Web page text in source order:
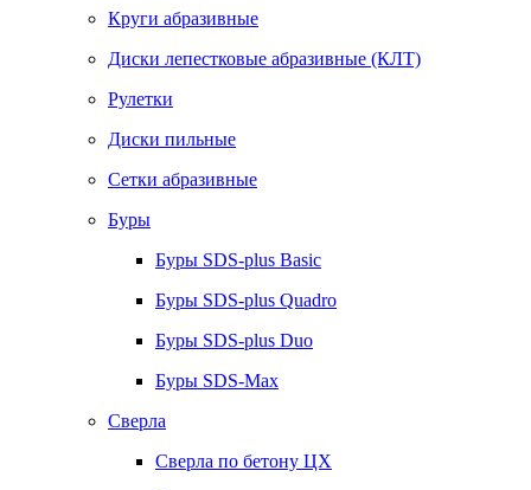
Круги абразивные
Диски лепестковые абразивные (КЛТ)
Рулетки
Диски пильные
Сетки абразивные
Буры
Буры SDS-plus Basic
Буры SDS-plus Quadro
Буры SDS-plus Duo
Буры SDS-Max
Сверла
Сверла по бетону ЦХ